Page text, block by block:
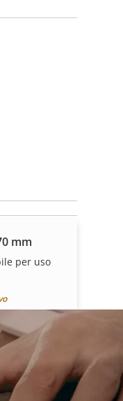
mm
per uso
di